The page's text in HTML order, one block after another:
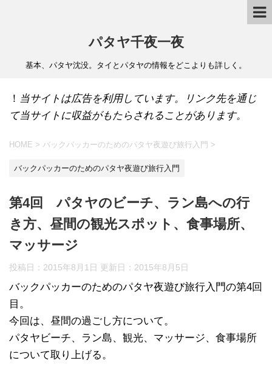
パタヤ千夜一夜
基本、パタヤ沈没。タイとパタヤの情報をどこよりも詳しく。
！ 当サイトは広告を利用しています。リンク先を通じ
て当サイトに収益がもたらされることがあります。
HOME > バックパッカーのためのパタヤ夜遊び旅行入門 >
バックパッカーのためのパタヤ夜遊び旅行入門
第4回 パタヤのビーチ、ラン島への行
き方、昼間の観光スポット、食事場所、
マッサージ
投稿日：2015年8月1日 更新日： 2015年8月5日
バックパッカーのためのパタヤ夜遊び旅行入門の第4回
目。
今回は、昼間の過ごし方について。
パタヤビーチ、ラン島、観光、マッサージ、食事場所
について取り上げる。